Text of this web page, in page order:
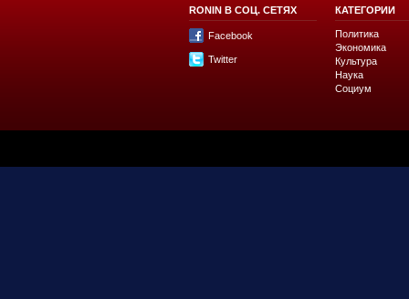
RONIN В СОЦ. СЕТЯХ
Facebook
Twitter
КАТЕГОРИИ
Политика
Экономика
Культура
Наука
Социум